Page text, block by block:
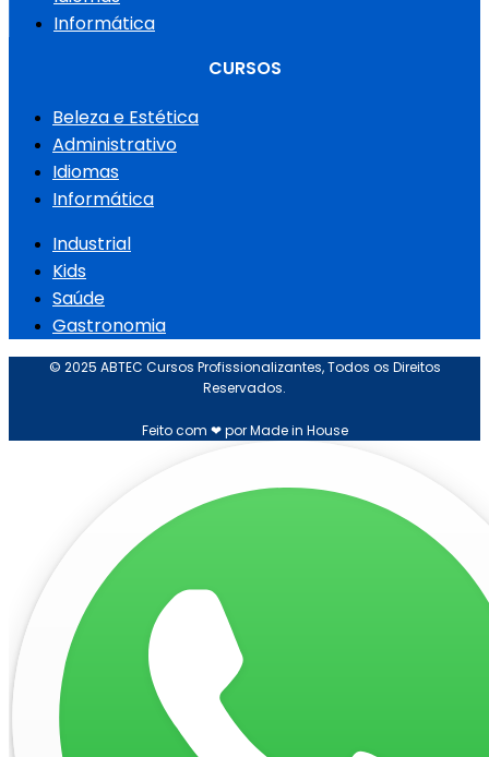
Informática
CURSOS
Beleza e Estética
Administrativo
Idiomas
Informática
Industrial
Kids
Saúde
Gastronomia
© 2025 ABTEC Cursos Profissionalizantes, Todos os Direitos
Reservados.
Feito com ❤ por Made in House